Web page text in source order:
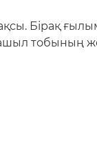
Бірақ
тобының